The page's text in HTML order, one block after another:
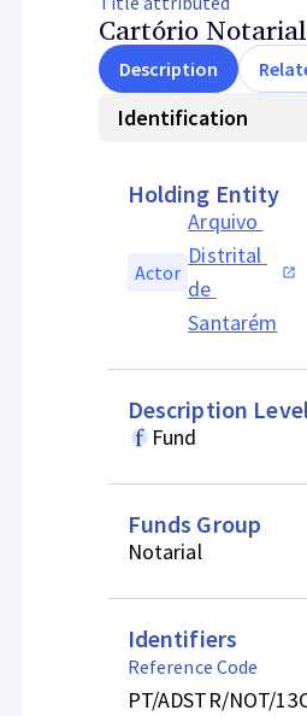
Cartório
Description
Identification
Holding Entity
Actor
Arquivo
Distrital
de
Santarém
Description
Fund
Funds Group
Notarial
Identifiers
Reference Code
PT/ADSTR/NOT/